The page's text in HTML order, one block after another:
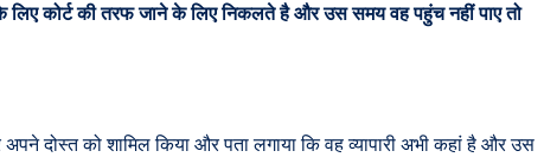
कोर्ट की तरफ जाने के लिए निकलते है और उस समय वह पहुंच नहीं पाए तो
दोस्त को शामिल किया और पता लगाया कि वह व्यापारी अभी कहां है और उस